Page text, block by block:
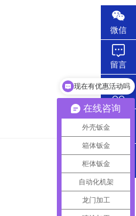
微信
留言
QQ
电话
在线咨询
外壳钣金
箱体钣金
柜体钣金
自动化机架
龙门加工
现在有优惠活动吗